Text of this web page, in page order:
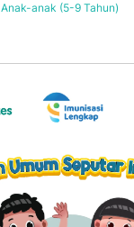
Anak-anak (5-9 Tahun)